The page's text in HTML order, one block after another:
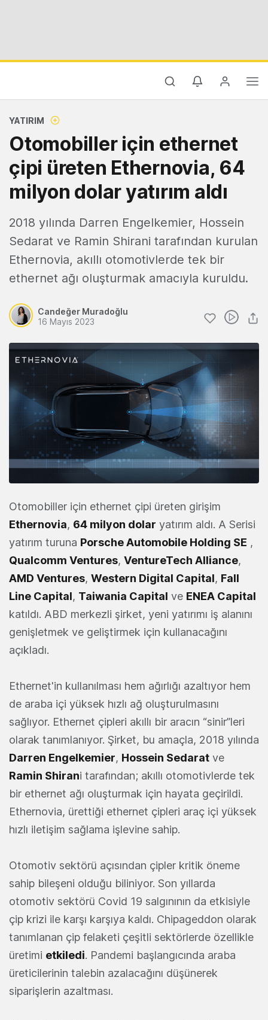
YATIRIM
Otomobiller için ethernet
çipi üreten Ethernovia, 64
milyon dolar yatırım aldı
2018 yılında Darren Engelkemier, Hossein
Sedarat ve Ramin Shirani tarafından kurulan
Ethernovia, akıllı otomotivlerde tek bir
ethernet ağı oluşturmak amacıyla kuruldu.
Candeğer Muradoğlu
16 Mayıs 2023
Otomobiller için ethernet çipi üreten girişim
Ethernovia, 64 milyon dolar yatırım aldı. A Serisi
yatırım turuna Porsche Automobile Holding SE ,
Qualcomm Ventures, VentureTech Alliance,
AMD Ventures, Western Digital Capital, Fall
Line Capital, Taiwania Capital ve ENEA Capital
katıldı. ABD merkezli şirket, yeni yatırımı iş alanını
genişletmek ve geliştirmek için kullanacağını
açıkladı.
Ethernet'in kullanılması hem ağırlığı azaltıyor hem
de araba içi yüksek hızlı ağ oluşturulmasını
sağlıyor. Ethernet çipleri akıllı bir aracın “sinir”leri
olarak tanımlanıyor. Şirket, bu amaçla, 2018 yılında
Darren Engelkemier, Hossein Sedarat ve
Ramin Shirani tarafından; akıllı otomotivlerde tek
bir ethernet ağı oluşturmak için hayata geçirildi.
Ethernovia, ürettiği ethernet çipleri araç içi yüksek
hızlı iletişim sağlama işlevine sahip.
Otomotiv sektörü açısından çipler kritik öneme
sahip bileşeni olduğu biliniyor. Son yıllarda
otomotiv sektörü Covid 19 salgınının da etkisiyle
çip krizi ile karşı karşıya kaldı. Chipageddon olarak
tanımlanan çip felaketi çeşitli sektörlerde özellikle
üretimi etkiledi. Pandemi başlangıcında araba
üreticilerinin talebin azalacağını düşünerek
siparişlerin azaltması.